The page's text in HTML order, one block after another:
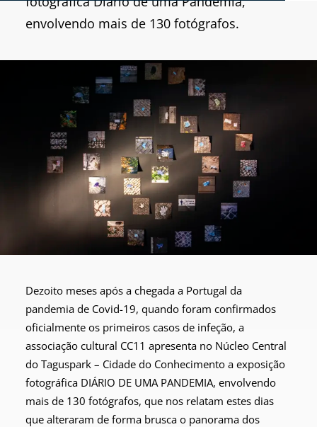
envolvendo mais de 130 fotógrafos.
Dezoito meses após a chegada a Portugal da
pandemia de Covid-19, quando foram confirmados
oficialmente os primeiros casos de infeção, a
associação cultural CC11 apresenta no Núcleo Central
do Taguspark – Cidade do Conhecimento a exposição
fotográfica DIÁRIO DE UMA PANDEMIA, envolvendo
mais de 130 fotógrafos, que nos relatam estes dias
que alteraram de forma brusca o panorama dos